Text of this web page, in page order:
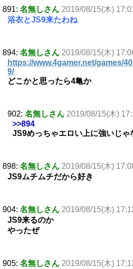
891: 名無しさん 2019/08/15(木)
浴衣とJS9来たわね
894: 名無しさん 2019/08/15(木)
https://www.4gamer.net/games/
9/
どこかと思ったら4亀か
902: 名無しさん 2019/08/15(木)
>>894
JS9めっちゃエロい上に強いじゃ
898: 名無しさん 2019/08/15(木)
JS9ムチムチだから好き
904: 名無しさん 2019/08/15(木)
JS9来るのか
やったぜ
905: 名無しさん 2019/08/15(木)